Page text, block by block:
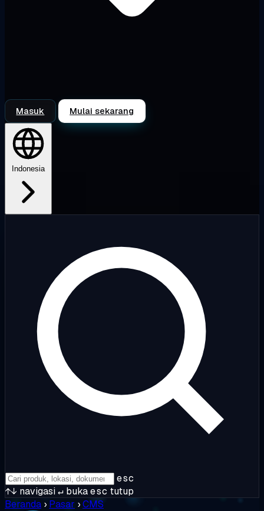
Masuk Mulai sekarang
Indonesia
esc
↑↓ navigasi↵ bukaesc tutup
Beranda › Pasar ›CMS